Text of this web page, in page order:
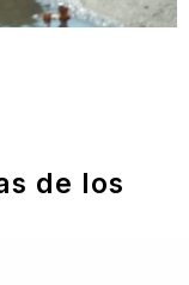
de los